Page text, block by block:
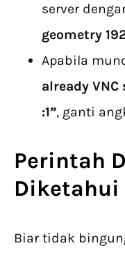
server
geometry
Apabila
already
:1”, ganti
Perintah
Diketahui
Biar tidak